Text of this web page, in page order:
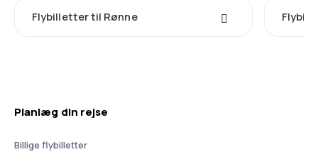
Flybilletter til Rønne
Planlæg din rejse
Billige flybilletter